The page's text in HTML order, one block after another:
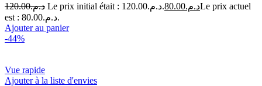
د.م.120.00 Le prix initial était : د.م.120.00. د.م.80.00
Le prix actuel
est : د.م.80.00.
Ajouter au panier
-44%
Vue rapide
Ajouter à la liste d'envies